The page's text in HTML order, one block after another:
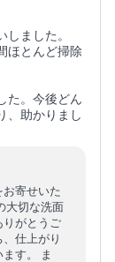
ました。
ほとんど掃除
た。今後どん
、助かりまし
寄せいた
大切な洗面
りがとうご
仕上がり
す。 ま